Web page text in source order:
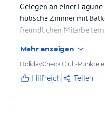
Gelegen an einer
hübsche Zimmer mit
freundlichen Mitarbeitern.
Mehr anzeigen
HolidayCheck Club-Punkte
Hilfreich Teilen